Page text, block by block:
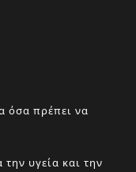
όσα πρέπει να
την υγεία και την